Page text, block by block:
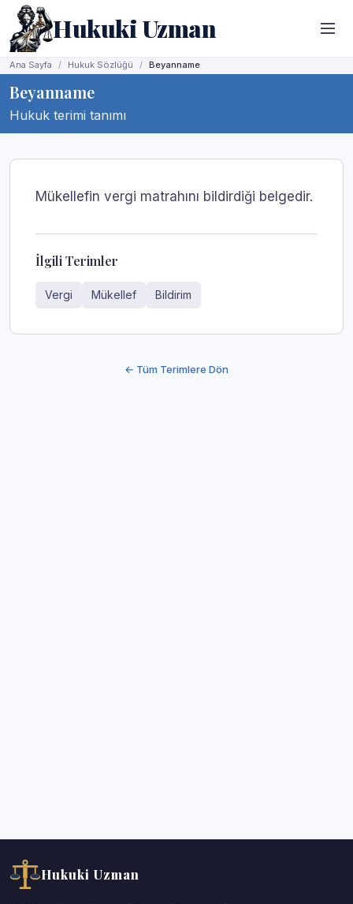
Hukuki Uzman
Ana Sayfa Hukuk Sözlüğü Beyanname
Beyanname
Hukuk terimi tanımı
Mükellefin vergi matrahını bildirdiği belgedir.
İlgili Terimler
Vergi Mükellef Bildirim
← Tüm Terimlere Dön
Hukuki Uzman